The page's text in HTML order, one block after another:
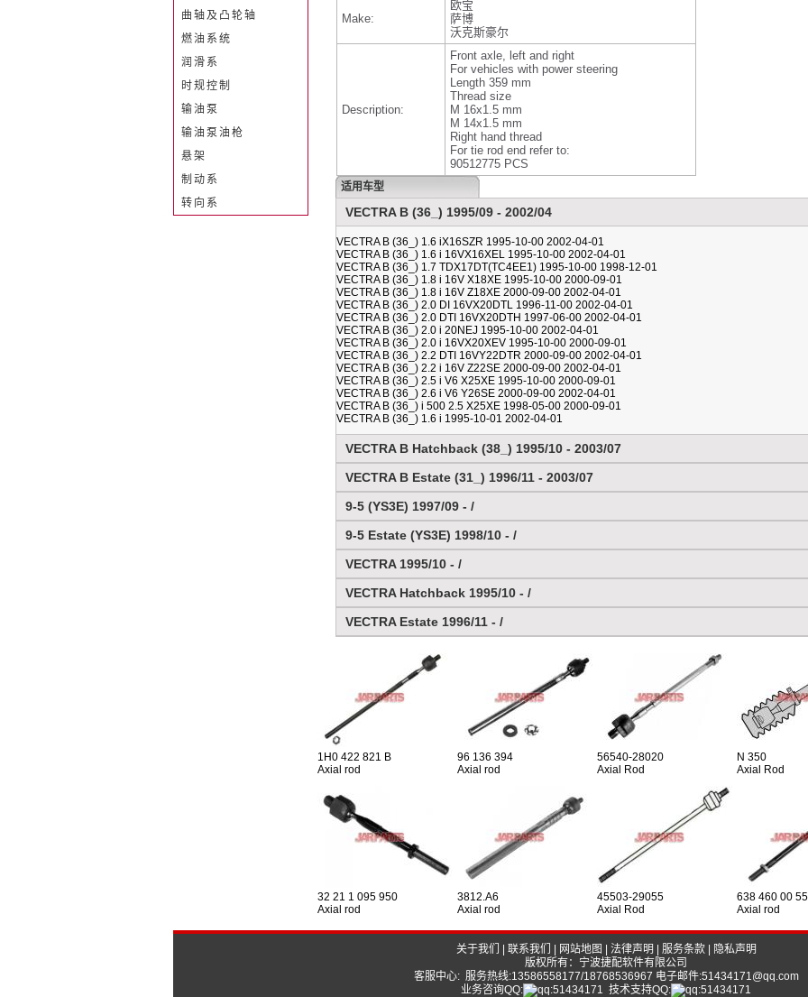
Make:
欧宝
萨博
沃克斯豪尔
Description:
Front axle, left and right
For vehicles with power steering
Length 359 mm
Thread size
M 16x1.5 mm
M 14x1.5 mm
Right hand thread
For tie rod end refer to:
90512775 PCS
适用车型
VECTRA B (36_) 1995/09 - 2002/04
VECTRA B (36_) 1.6 iX16SZR 1995-10-00 2002-04-01
VECTRA B (36_) 1.6 i 16VX16XEL 1995-10-00 2002-04-01
VECTRA B (36_) 1.7 TDX17DT(TC4EE1) 1995-10-00 1998-12-01
VECTRA B (36_) 1.8 i 16V X18XE 1995-10-00 2000-09-01
VECTRA B (36_) 1.8 i 16V Z18XE 2000-09-00 2002-04-01
VECTRA B (36_) 2.0 DI 16VX20DTL 1996-11-00 2002-04-01
VECTRA B (36_) 2.0 DTI 16VX20DTH 1997-06-00 2002-04-01
VECTRA B (36_) 2.0 i 20NEJ 1995-10-00 2002-04-01
VECTRA B (36_) 2.0 i 16VX20XEV 1995-10-00 2000-09-01
VECTRA B (36_) 2.2 DTI 16VY22DTR 2000-09-00 2002-04-01
VECTRA B (36_) 2.2 i 16V Z22SE 2000-09-00 2002-04-01
VECTRA B (36_) 2.5 i V6 X25XE 1995-10-00 2000-09-01
VECTRA B (36_) 2.6 i V6 Y26SE 2000-09-00 2002-04-01
VECTRA B (36_) i 500 2.5 X25XE 1998-05-00 2000-09-01
VECTRA B (36_) 1.6 i 1995-10-01 2002-04-01
VECTRA B Hatchback (38_) 1995/10 - 2003/07
VECTRA B Estate (31_) 1996/11 - 2003/07
9-5 (YS3E) 1997/09 - /
9-5 Estate (YS3E) 1998/10 - /
VECTRA 1995/10 - /
VECTRA Hatchback 1995/10 - /
VECTRA Estate 1996/11 - /
1H0 422 821 B
Axial rod
96 136 394
Axial rod
56540-28020
Axial Rod
N 350
Axial Rod
32 21 1 095 950
Axial rod
3812.A6
Axial rod
45503-29055
Axial Rod
638 460 00 55
Axial rod
曲轴及凸轮轴
燃油系统
润滑系
时规控制
输油泵
输油泵油枪
悬架
制动系
转向系
关于我们 联系我们 网站地图 法律声明 服务条款|
隐私声明
版权所有：宁波捷配软件有限公司
客服中心: 服务热线:13586558177/18768536967 电子邮件:51434171@qq.com
业务咨询QQ:
技术支持QQ: